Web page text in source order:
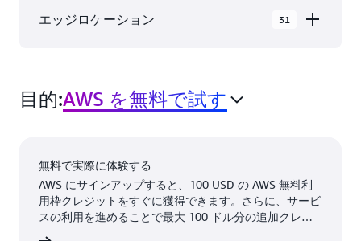
カナダ西部 (カルガリー)
米国東部 (バージニア北部)
米国東部 (オハイオ)
エッジロケーション 31
の エッジネットワークロケーション および 3 個
の エッジキャッシュロケーション があります。
ジニア州
アトランタ、ジョージ
ア州
ニューアーク、ニュー
ジャージー州
目的:AWS を無料で試す
無料で実際に体験する
AWS にサインアップすると、100 USD の AWS 無料利
用枠クレジットをすぐに獲得できます。さらに、サービ
スの利用を進めることで最大 100 ドル分の追加クレジ